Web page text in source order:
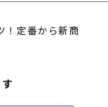
！定番から新商